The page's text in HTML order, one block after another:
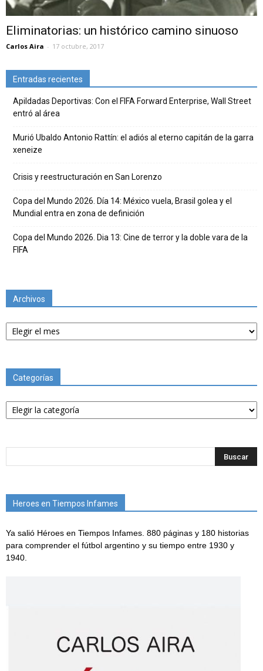
Eliminatorias: un histórico camino sinuoso
Carlos Aira - 17 octubre, 2017
Entradas recientes
Apildadas Deportivas: Con el FIFA Forward Enterprise, Wall Street
entró al área
Murió Ubaldo Antonio Rattín: el adiós al eterno capitán de la garra
xeneize
Crisis y reestructuración en San Lorenzo
Copa del Mundo 2026. Día 14: México vuela, Brasil golea y el
Mundial entra en zona de definición
Copa del Mundo 2026. Dia 13: Cine de terror y la doble vara de la
FIFA
Archivos
Archivos
Categorías
Categorías
Heroes en Tiempos Infames
Ya salió Héroes en Tiempos Infames. 880 páginas y 180 historias
para comprender el fútbol argentino y su tiempo entre 1930 y
1940.